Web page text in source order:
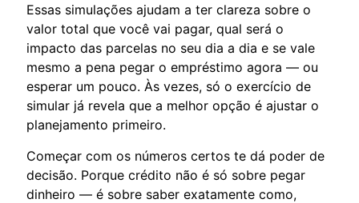
Essas simulações ajudam a ter clareza sobre o
valor total que você vai pagar, qual será o
impacto das parcelas no seu dia a dia e se vale
mesmo a pena pegar o empréstimo agora — ou
esperar um pouco. Às vezes, só o exercício de
simular já revela que a melhor opção é ajustar o
planejamento primeiro.
Começar com os números certos te dá poder de
decisão. Porque crédito não é só sobre pegar
dinheiro — é sobre saber exatamente como,